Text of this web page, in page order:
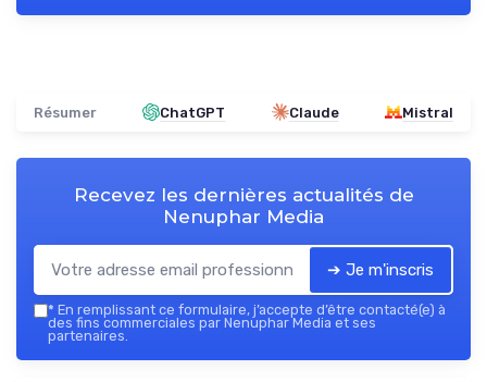
Résumer ChatGPT Claude Mistral
Recevez les dernières actualités de
Nenuphar Media
➔ Je m'inscris
* En remplissant ce formulaire, j’accepte d’être contacté(e) à
des fins commerciales par Nenuphar Media et ses
partenaires.